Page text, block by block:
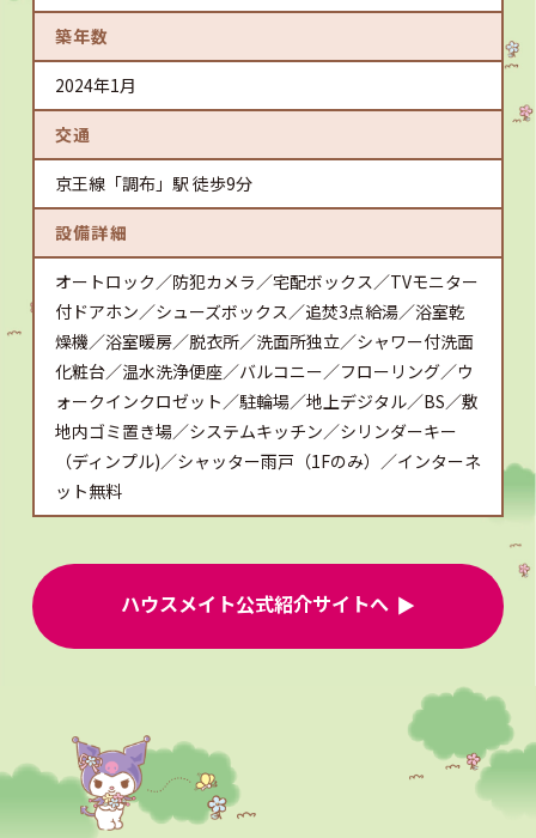
築年数
2024年1月
交通
京王線「調布」駅 徒歩9分
設備詳細
オートロック／防犯カメラ／宅配ボックス／TVモニター
付ドアホン／シューズボックス／追焚3点給湯／浴室乾
燥機／浴室暖房／脱衣所／洗面所独立／シャワー付洗面
化粧台／温水洗浄便座／バルコニー／フローリング／ウ
ォークインクロゼット／駐輪場／地上デジタル／BS／敷
地内ゴミ置き場／システムキッチン／シリンダーキー
（ディンプル)／シャッター雨戸（1Fのみ）／インターネ
ット無料
ハウスメイト公式紹介サイトへ